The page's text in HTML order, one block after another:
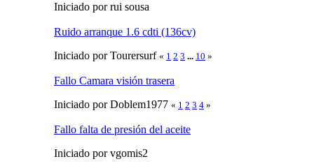
Iniciado por rui sousa
Ruido arranque 1.6 cdti (136cv)
Iniciado por Tourersurf « 1 2 3 ... 10 »
Fallo Camara visión trasera
Iniciado por Doblem1977 « 1 2 3 4 »
Fallo falta de presión del aceite
Iniciado por vgomis2